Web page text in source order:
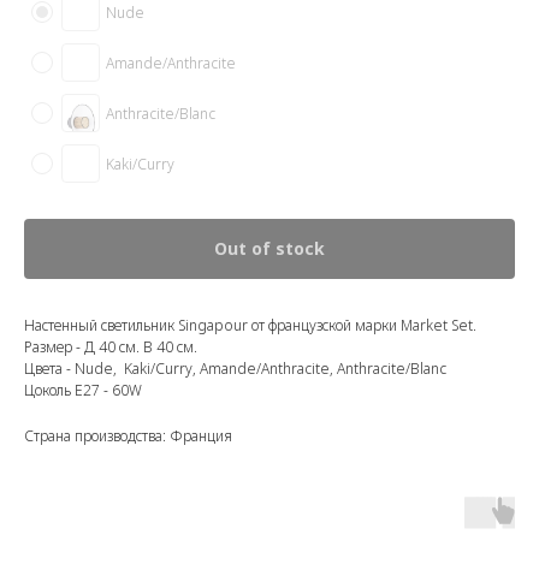
Nude
Amande/Anthracite
Anthracite/Blanc
Kaki/Сurry
Out of stock
Настенный светильник Singapour от французской марки Market Set.
Размер - Д 40 см. В 40 см.
Цвета - Nude, Kaki/Сurry, Amande/Anthracite, Anthracite/Blanc
Цоколь E27 - 60W
Страна производства: Франция